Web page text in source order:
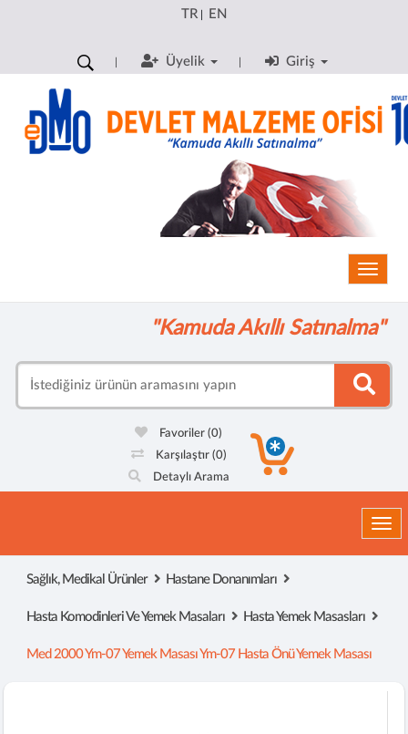
TR| EN
Üyelik Giriş
"Kamuda Akıllı Satınalma"
Favoriler(0)
Karşılaştır (0)
Detaylı Arama
Sağlık, Medikal Ürünler Hastane Donanımları
Hasta Komodinleri Ve Yemek Masaları Hasta Yemek Masasları
Med 2000 Ym-07 Yemek Masası Ym-07 Hasta Önü Yemek Masası